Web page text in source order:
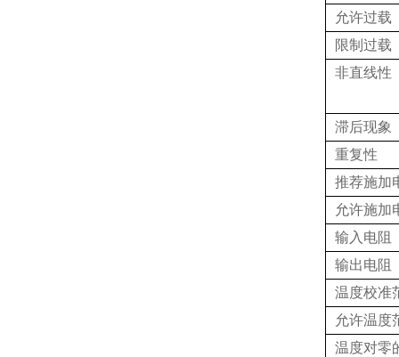
允许过载
限制过载
非直线性
滞后现象
重复性
推荐施加
允许施加
输入电阻
输出电阻
温度校准
允许温度
温度对零